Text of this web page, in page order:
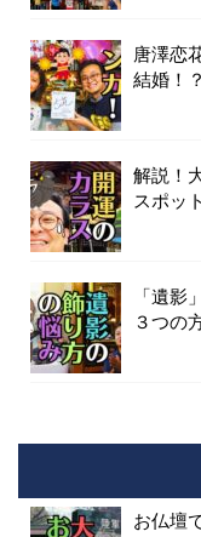
唐澤恋
結婚！
解説！
スポッ
「遺
３つの
お仏壇